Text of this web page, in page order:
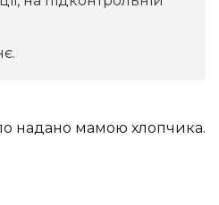
надано мамою хлопчика.